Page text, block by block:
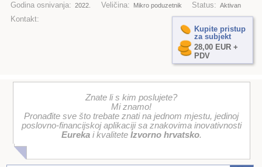
Godina osnivanja: 2022. Veličina: Mikro poduzetnik Status: Aktivan
Kontakt:
Kupite pristup
za subjekt
28,00 EUR +
PDV
Znate li s kim poslujete?
Mi znamo!
Pronađite sve što trebate znati na jednom mjestu, jedinoj
poslovno-financijskoj aplikaciji sa znakovima inovativnosti
Eurekai kvalitete Izvorno hrvatsko.